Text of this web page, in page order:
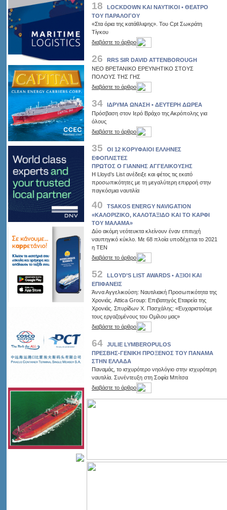
18
LOCKDOWN ΚΑΙ ΝΑΥΤΙΚΟΙ • ΘΕΑΤΡΟ
ΤΟΥ ΠΑΡΑΛΟΓΟΥ
«Στα όρια της κατάθλιψης». Του Cpt Σωκράτη
Τίγκου
διαβάστε το άρθρο
26
RRS SIR DAVID ATTENBOROUGH
ΝΕΟ ΒΡΕΤΑΝΙΚΟ ΕΡΕΥΝΗΤΙΚΟ ΣΤΟΥΣ
ΠΟΛΟΥΣ ΤΗΣ ΓΗΣ
διαβάστε το άρθρο
34
ΙΔΡΥΜΑ ΩΝΑΣΗ • ΔΕΥΤΕΡΗ ΔΩΡΕΑ
Πρόσβαση στον Ιερό Βράχο της Ακρόπολης για
όλους
διαβάστε το άρθρο
35
ΟΙ 12 ΚΟΡΥΦΑΙΟΙ ΕΛΛΗΝΕΣ
ΕΦΟΠΛΙΣΤΕΣ
ΠΡΩΤΟΣ Ο ΓΙΑΝΝΗΣ ΑΓΓΕΛΙΚΟΥΣΗΣ
Η Lloyd’s List ανέδειξε και φέτος τις εκατό
προσωπικότητες με τη μεγαλύτερη επιρροή στην
παγκόσμια ναυτιλία
40
TSAKOS ENERGY NAVIGATION
«ΚΑΛΟΡΙΖΙΚΟ, ΚΑΛΟΤΑΞΙΔΟ ΚΑΙ ΤΟ ΚΑΡΦΙ
ΤΟΥ ΜΑΛΑΜΑ»
Δύο ακόμη νεότευκτα κλείνουν έναν επιτυχή
ναυπηγικό κύκλο. Με 68 πλοία υποδέχεται το 2021
η ΤΕΝ
διαβάστε το άρθρο
52
LLOYD’S LIST AWARDS • ΑΞΙΟΙ ΚΑΙ
ΕΠΙΦΑΝΕΙΣ
Άννα Αγγελικούση: Ναυτιλιακή Προσωπικότητα της
Χρονιάς. Attica Group: Επιβατηγός Εταιρεία της
Χρονιάς. Σπυρίδων Χ. Πασχάλης: «Ευχαριστούμε
τους εργαζομένους του Ομίλου μας»
διαβάστε το άρθρο
64
JULIE LYMBEROPULOS
ΠΡΕΣΒΗΣ-ΓΕΝΙΚΗ ΠΡΟΞΕΝΟΣ ΤΟΥ ΠΑΝΑΜΑ
ΣΤΗΝ ΕΛΛΑΔΑ
Παναμάς, το ισχυρότερο νηολόγιο στην ισχυρότερη
ναυτιλία. Συνέντευξη στη Σοφία Μπίτσα
διαβάστε το άρθρο